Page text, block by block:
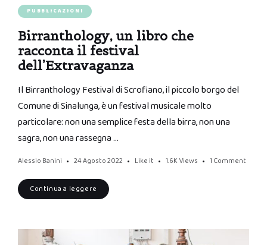
PUBBLICAZIONI
Birranthology, un libro che
racconta il festival
dell’Extravaganza
Il Birranthology Festival di Scrofiano, il piccolo borgo del
Comune di Sinalunga, è un festival musicale molto
particolare: non una semplice festa della birra, non una
sagra, non una rassegna …
Alessio Banini 24 Agosto 2022 Like it 1.6K Views 1 Comment
Continua a leggere